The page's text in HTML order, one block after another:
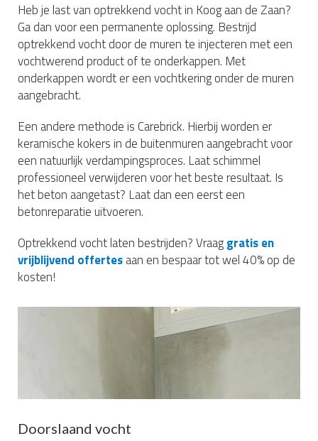
Heb je last van optrekkend vocht in Koog aan de Zaan?
Ga dan voor een permanente oplossing. Bestrijd
optrekkend vocht door de muren te injecteren met een
vochtwerend product of te onderkappen. Met
onderkappen wordt er een vochtkering onder de muren
aangebracht.
Een andere methode is Carebrick. Hierbij worden er
keramische kokers in de buitenmuren aangebracht voor
een natuurlijk verdampingsproces. Laat schimmel
professioneel verwijderen voor het beste resultaat. Is
het beton aangetast? Laat dan een eerst een
betonreparatie uitvoeren.
Optrekkend vocht laten bestrijden? Vraaggratis en
vrijblijvend offertesaan en bespaar tot wel 40% op de
kosten!
Doorslaand vocht